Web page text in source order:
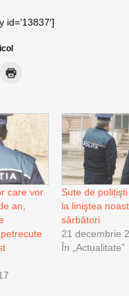
care vor
an,
Sute de
la liniştea
sărbători
21 decembrie
În „Actualitate”